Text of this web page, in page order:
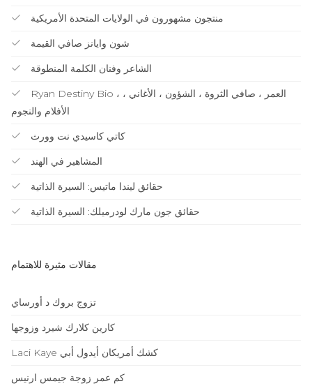
منتجون مشهورون في الولايات المتحدة الأمريكية
شون وايانز صافي القيمة
الشاعر وفنان الكلمة المنطوقة
Ryan Destiny Bio ، العمر ، صافي الثروة ، الشؤون ، الأغاني ،
الأفلام والنجوم
كاتي كاسيدي نت وورث
المشاهير في الهند
حقائق ليندا ماتيس: السيرة الذاتية
حقائق جون مارك لودرميلك: السيرة الذاتية
مقالات مثيرة للاهتمام
تزوج بروك د أورساي
كارين كلارك شيرد وزوجها
Laci Kaye كشك أمريكان أيدول أبي
كم عمر زوجة جيمس ارنيس